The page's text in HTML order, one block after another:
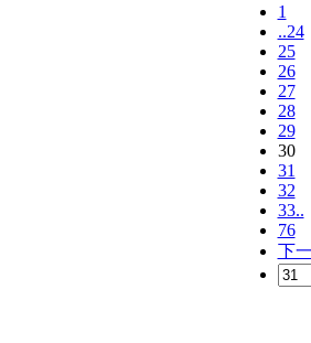
1
..24
25
26
27
28
29
30
31
32
33..
76
下